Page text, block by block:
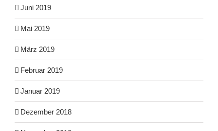
Juni 2019
Mai 2019
März 2019
Februar 2019
Januar 2019
Dezember 2018